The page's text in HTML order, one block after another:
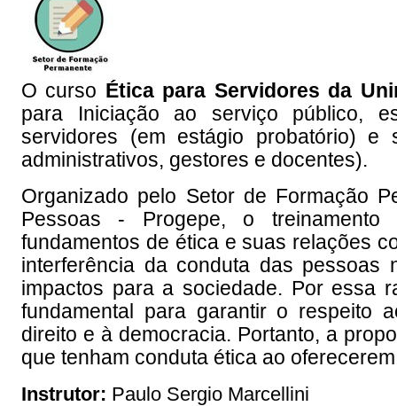
O curso Ética para Servidores da
para Iniciação ao serviço público,
servidores (em estágio probatório) e
administrativos, gestores e docentes).
Organizado pelo Setor de Formação
Pessoas - Progepe, o
fundamentos de ética e suas relações
interferência da conduta das pessoas
impactos para a sociedade. Por essa
fundamental para garantir o respeito
direito e à democracia. Portanto, a
que tenham conduta ética ao
Instrutor: Paulo Sergio Marcellini